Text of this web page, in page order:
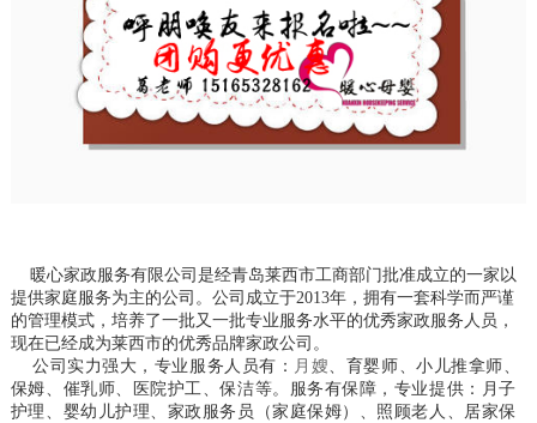
暖心家政服务有限公司是经青岛莱西市工商部门批准成立的一家以
提供家庭服务为主的公司。 公司成立于2013年，拥有一套科学而严谨
的管理模式，培养了一批又一批专业服务水平的优秀家政服务人员，
现在已经成为莱西市的优秀品牌家政公司。
公司实力强大，专业服务人员有： 月嫂 、育婴师、小儿推拿师、
保姆、催乳师、医院护工、保洁等。
服务有保障，专业提供：
月子
护理、婴幼儿护理、家政服务员（家庭保姆）、照顾老人、居家保